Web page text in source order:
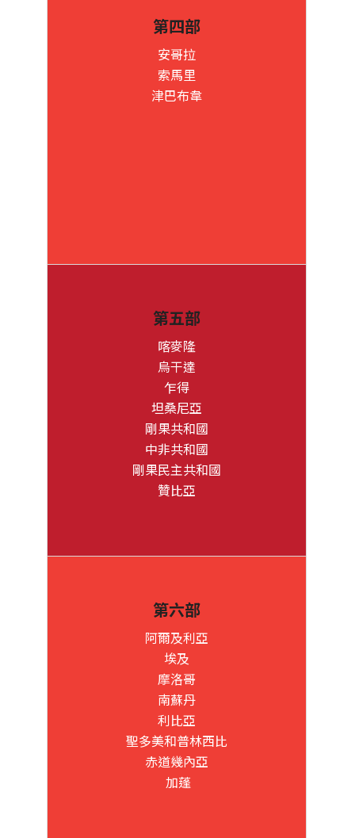
第四部
安哥拉
索馬里
津巴布韋
第五部
喀麥隆
烏干達
乍得
坦桑尼亞
剛果共和國
中非共和國
剛果民主共和國
贊比亞
第六部
阿爾及利亞
埃及
摩洛哥
南蘇丹
利比亞
聖多美和普林西比
赤道幾內亞
加蓬